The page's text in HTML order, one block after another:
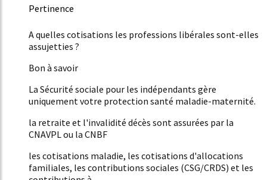
Pertinence
A quelles cotisations les professions libérales sont-elles
assujetties ?
Bon à savoir
La Sécurité sociale pour les indépendants gère
uniquement votre protection santé maladie-maternité.
la retraite et l'invalidité décès sont assurées par la
CNAVPL ou la CNBF
les cotisations maladie, les cotisations d'allocations
familiales, les contributions sociales (CSG/CRDS) et les